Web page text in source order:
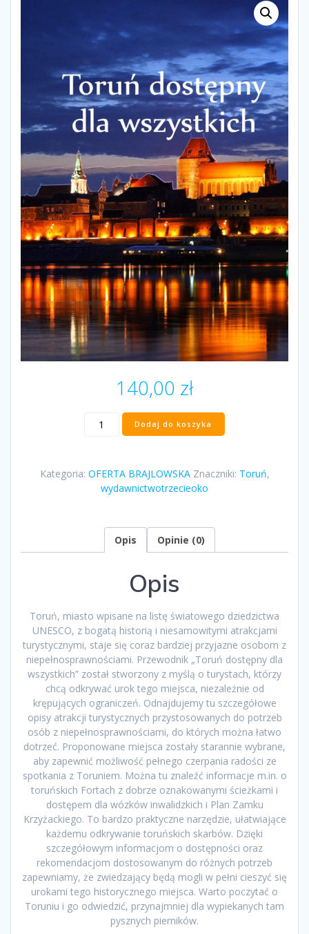
140,00 zł
ilość
"Toruń
wszystkich"
Dodaj do koszyka
Kategoria: OFERTA BRAJLOWSKA Znaczniki: Toruń,
wydawnictwotrzecieoko
Opis Opinie (0)
Opis
Toruń, miasto wpisane na listę światowego dziedzictwa
UNESCO, z bogatą historią i niesamowitymi atrakcjami
turystycznymi, staje się coraz bardziej przyjazne osobom z
niepełnosprawnościami. Przewodnik „Toruń dostępny dla
wszystkich” został stworzony z myślą o turystach, którzy
chcą odkrywać urok tego miejsca, niezależnie od
krępujących ograniczeń. Odnajdujemy tu szczegółowe
opisy atrakcji turystycznych przystosowanych do potrzeb
osób z niepełnosprawnościami, do których można łatwo
dotrzeć. Proponowane miejsca zostały starannie wybrane,
aby zapewnić możliwość pełnego czerpania radości ze
spotkania z Toruniem. Można tu znaleźć informacje m.in. o
toruńskich Fortach z dobrze oznakowanymi ścieżkami i
dostępem dla wózków inwalidzkich i Plan Zamku
Krzyżackiego. To bardzo praktyczne narzędzie, ułatwiające
każdemu odkrywanie toruńskich skarbów. Dzięki
szczegółowym informacjom o dostępności oraz
rekomendacjom dostosowanym do różnych potrzeb
zapewniamy, że zwiedzający będą mogli w pełni cieszyć się
urokami tego historycznego miejsca. Warto poczytać o
Toruniu i go odwiedzić, przynajmniej dla wypiekanych tam
pysznych pierników.